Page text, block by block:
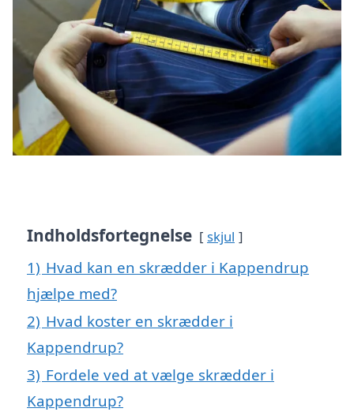
Indholdsfortegnelse skjul
1) Hvad kan en skrædder i Kappendrup
hjælpe med?
2) Hvad koster en skrædder i
Kappendrup?
3) Fordele ved at vælge skrædder i
Kappendrup?